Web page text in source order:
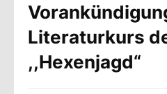
Literaturkurs
,,Hexenjagd“